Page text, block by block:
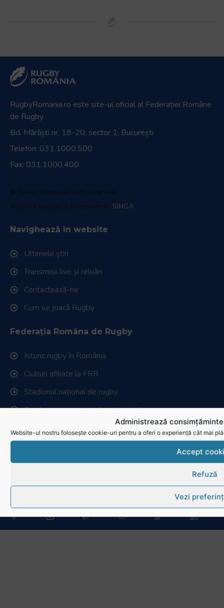
Administrează
Website-ul nostru folosește cookie-uri pentru a oferi o experiență cât mai
Accept
Refuză
Vezi
RugbyRomania.ro este site-ul oficial al Federației Române
de Rugby.
Bd. Mărăști nr. 18-20, sector 1, București
Telefon: 031.1000.500
Fax: 031.1000.400
© Toate drepturile sunt rezervate.
Website realizat și întreținut de SINGA
Navighează în website
Ultimele știri
Transmisii live și reluări
Contactează-ne
Cum se joacă Rugby
Federația Româna de Rugby
Istoric rugby în România
Cluburi afiliate la FRR
Stadionul național de rugby
Conducere, comisii și departamente
Info - Anunțuri